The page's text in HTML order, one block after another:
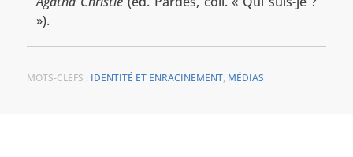
»).
MOTS-CLEFS : IDENTITÉ ET ENRACINEMENT, MÉDIAS